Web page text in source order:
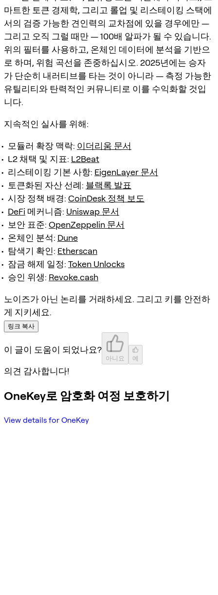
마트한 토큰 경제학, 그리고 롤업 및 리스테이킹 스택에
서의 검증 가능한 견인력의 교차점에 있을 경우에만 —
그리고 오직 그럴 때만 — 100배 알파가 될 수 있습니다.
위의 필터를 사용하고, 온체인 데이터에 분석을 기반으
로 하며, 위험 곡선을 존중하십시오. 2025년에는 승자
가 단순히 내러티브를 타는 것이 아니라 — 측정 가능한
유틸리티와 탄력적인 커뮤니티로 이를 수익화할 것입
니다.
지속적인 실사를 위해:
모듈러 확장 맥락: 이더리움 문서
L2 채택 및 지표: L2Beat
리스테이킹 기본 사항: EigenLayer 문서
토큰화된 자산 선례: 블랙록 발표
시장 정책 배경: CoinDesk 정책 보도
DeFi 메커니즘: Uniswap 문서
보안 표준: OpenZeppelin 문서
온체인 분석: Dune
탐색기 확인: Etherscan
잠금 해제 일정: Token Unlocks
승인 위생: Revoke.cash
노이즈가 아닌 논리를 거래하세요. 그리고 키를 안전하
게 지키세요.
링크 복사
이 글이 도움이 되었나요?
아니요 예
의견 감사합니다!
OneKey로 암호화 여정 보호하기
View details for OneKey